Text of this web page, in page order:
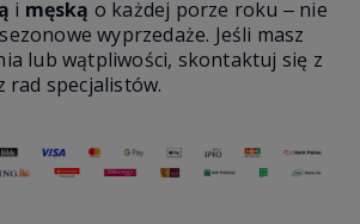
i męską o każdej porze roku ‒ nie
wyprzedaże. Jeśli masz
lub wątpliwości, skontaktuj się z
rad specjalistów.